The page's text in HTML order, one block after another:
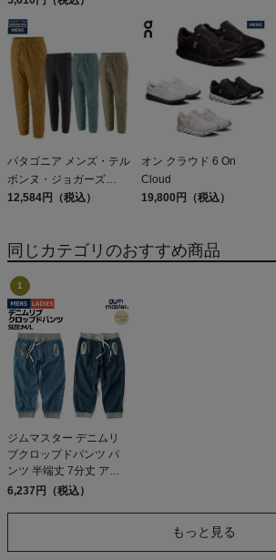
Patagonia Sleeveless
Capilene Cool Daily
Shirt
パタゴニア メンズ・テル
ボンヌ・ジョガーズ
PATAGONIA MS
12,584円（税込）
オン クラウド 6 On
Cloud
19,800円（税込）
同じカテゴリのおすすめ商品
ジムマスター デニムリ
ブクロップドパンツ パ
ンツ 半端丈 7分丈 アン
クルパンツ ゆったり ク
6,237円（税込）
もっと見る